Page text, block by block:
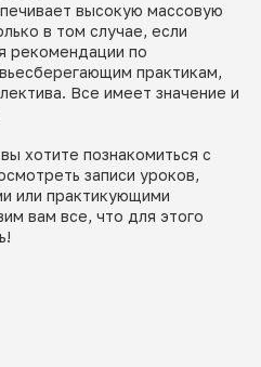
высокую массовую
в том случае, если
рекомендации по
практикам,
Все имеет значение и
хотите познакомиться с
записи уроков,
или практикующими
вам все, что для этого